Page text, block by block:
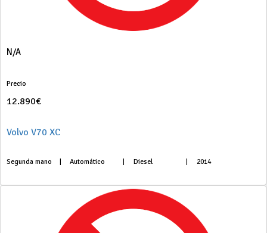
N/A
Precio
12.890€
Volvo V70 XC
Segunda mano Automático Diesel 2014